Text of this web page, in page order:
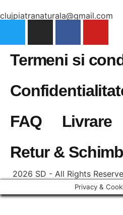
clujpiatranaturala@gmail.com
2026 SD - All Rights
Termeni si
FAQ
Livrare
Retur & Schimb
Privacy &